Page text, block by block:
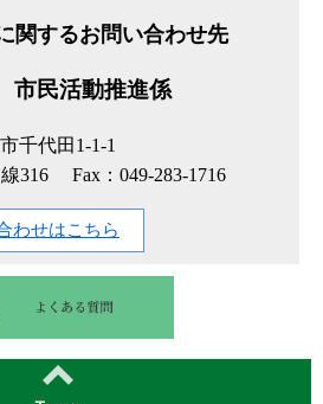
関するお問い合わせ先
市民活動推進係
千代田1-1-1
316
Fax：049-283-1716
わせはこちら